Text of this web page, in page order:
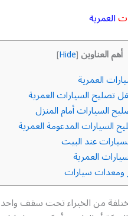
العمرية
أهم العناوين [
Hide
]
العمرية
تصليح السيارات العمرية
السيارات أمام المنزل
السيارات المدعومة العمرية
عند البيت
العمرية
ومعدات سيارات
من الخبراء تحت سقف واحد،